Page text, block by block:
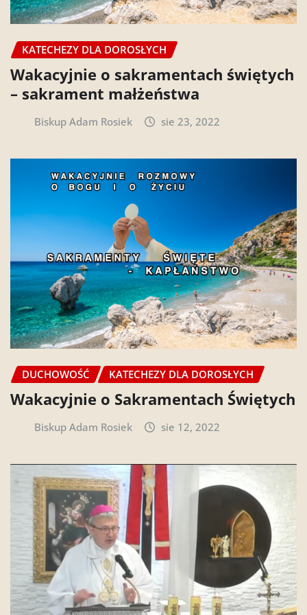
KATECHEZY DLA DOROSŁYCH
Wakacyjnie o sakramentach świętych
– sakrament małżeństwa
Biskup Adam Rosiek sie 23, 2022
DUCHOWOŚĆ KATECHEZY DLA DOROSŁYCH
Wakacyjnie o Sakramentach Świętych
Biskup Adam Rosiek sie 12, 2022